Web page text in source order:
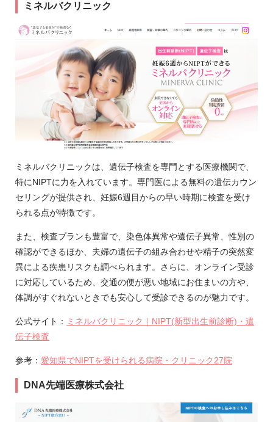
ミネルバクリニック
ミネルバクリニックは、遺伝子検査を専門とする医療機関で、
特にNIPTに力を入れています。専門医による無料の遺伝カウン
セリングが提供され、妊娠6週目からの早い時期に検査を受け
られる点が特徴です。
また、検査プランも豊富で、染色体異常や遺伝子異常、性別の
確認ができるほか、夫婦の遺伝子の組み合わせや精子の突然変
異による疾患リスクも調べられます。さらに、オンライン受診
に対応しているため、交通の便が悪い地域にお住まいの方や、
体調がすぐれないときでも安心して受診できるのが魅力です。
公式サイト： ミネルバクリニック｜NIPT(新型出生前診断)・遺
伝子検査
参考： 愛知県でNIPTを受けられる病院・クリニック27院
DNA先端医療株式会社